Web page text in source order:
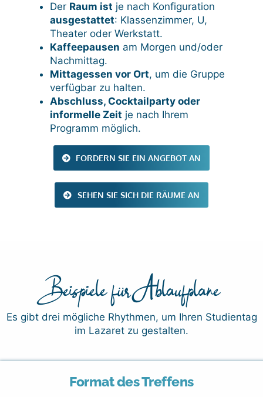
Der Raum ist je nach Konfiguration
ausgestattet: Klassenzimmer, U,
Theater oder Werkstatt.
Kaffeepausen am Morgen und/oder
Nachmittag.
Mittagessen vor Ort, um die Gruppe
verfügbar zu halten.
Abschluss, Cocktailparty oder
informelle Zeit je nach Ihrem
Programm möglich.
FORDERN SIE EIN ANGEBOT AN
SEHEN SIE SICH DIE RÄUME AN
Beispiele für Ablaufpläne
Es gibt drei mögliche Rhythmen, um Ihren Studientag
im Lazaret zu gestalten.
Format des Treffens